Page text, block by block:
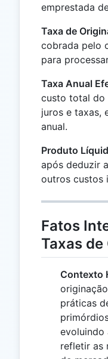
emprestada
Taxa de
cobrada pelo
para
Taxa Anual
custo total do
juros e taxas,
anual.
Produto
após deduzir
outros custos
Fatos
Taxas
Contexto
práticas
evoluindo
refletir as